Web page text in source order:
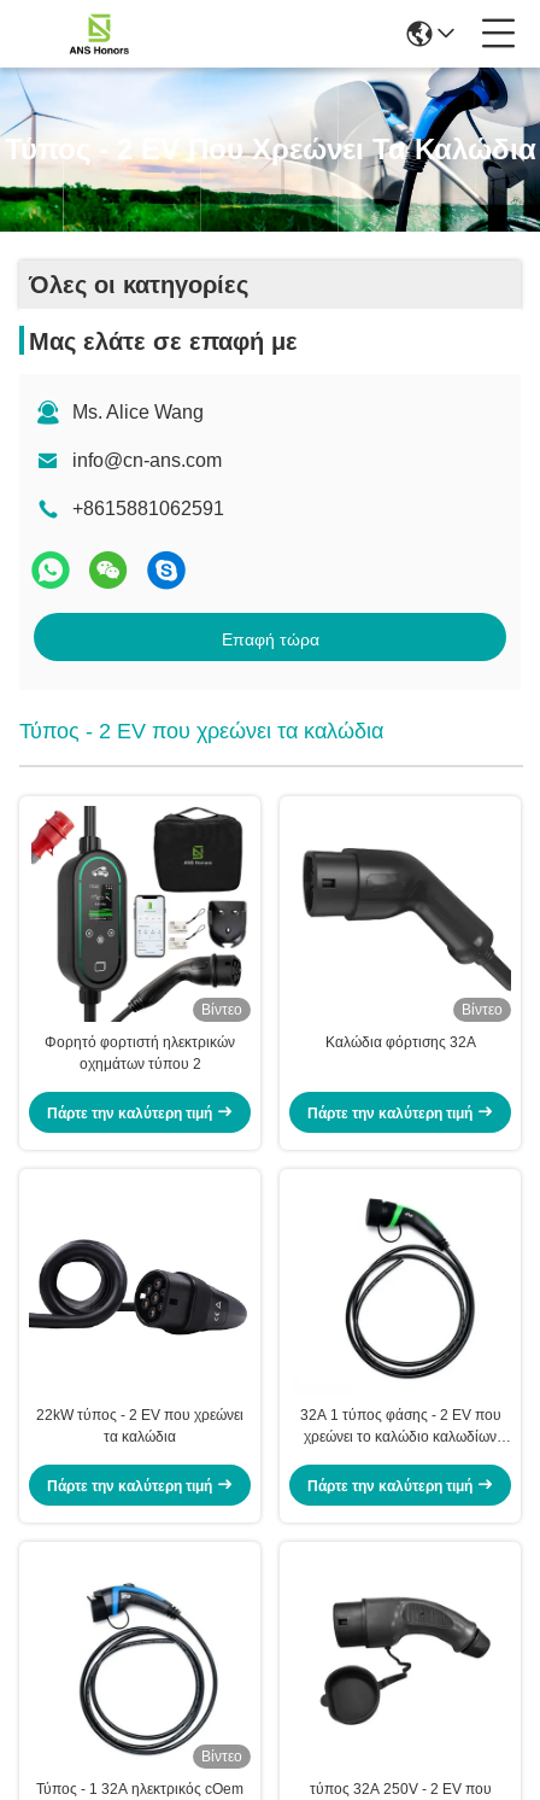
Τύπος - 2 EV Που Χρεώνει Τα Καλώδια
Όλες οι κατηγορίες
Μας ελάτε σε επαφή με
Ms. Alice Wang
info@cn-ans.com
+8615881062591
Επαφή τώρα
Τύπος - 2 EV που χρεώνει τα καλώδια
Βίντεο
Φορητό φορτιστή ηλεκτρικών
οχημάτων τύπου 2
Πάρτε την καλύτερη τιμή
Βίντεο
Καλώδια φόρτισης 32A
Πάρτε την καλύτερη τιμή
22kW τύπος - 2 EV που χρεώνει
τα καλώδια
Πάρτε την καλύτερη τιμή
32A 1 τύπος φάσης - 2 EV που
χρεώνει το καλώδιο καλωδίων
Πάρτε την καλύτερη τιμή
Βίντεο
Τύπος - 1 32A ηλεκτρικός cOem
τύπος 32A 250V - 2 EV που